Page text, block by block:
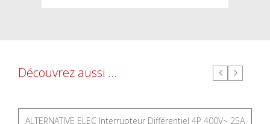
Découvrez aussi ...
ALTERNATIVE ELEC Interrupteur Différentiel 4P 400V~ 25A